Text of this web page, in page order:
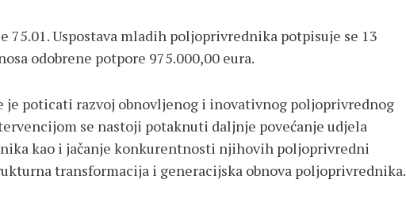
75.01. Uspostava mladih poljoprivrednika potpisuje se 13
odobrene potpore 975.000,00 eura.
poticati razvoj obnovljenog i inovativnog poljoprivrednog
se nastoji potaknuti daljnje povećanje udjela
kao i jačanje konkurentnosti njihovih poljoprivredni
transformacija i generacijska obnova poljoprivrednika.